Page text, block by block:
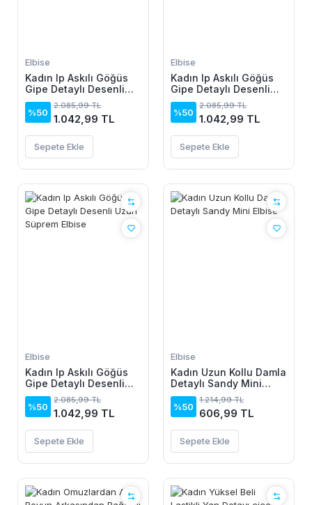
Elbise
Kadın Ip Askılı Göğüs
Gipe Detaylı Desenli
Uzun Süprem Elbise
%50
2.085,99 TL
1.042,99 TL
Sepete Ekle
Elbise
Kadın Ip Askılı Göğüs
Gipe Detaylı Desenli
Uzun Süprem Elbise
%50
2.085,99 TL
1.042,99 TL
Sepete Ekle
Elbise
Kadın Ip Askılı Göğüs
Gipe Detaylı Desenli
Uzun Süprem Elbise
%50
2.085,99 TL
1.042,99 TL
Sepete Ekle
Elbise
Kadın Uzun Kollu Damla
Detaylı Sandy Mini
Elbise
%50
1.214,99 TL
606,99 TL
Sepete Ekle